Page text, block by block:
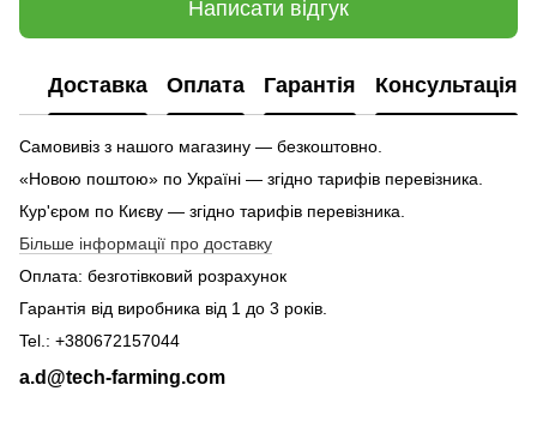
Написати відгук
Доставка Оплата Гарантія Консультація
Самовивіз з нашого магазину — безкоштовно.
«Новою поштою» по Україні — згідно тарифів перевізника.
Кур'єром по Києву — згідно тарифів перевізника.
Більше інформації про доставку
Оплата: безготівковий розрахунок
Гарантія від виробника від 1 до 3 років.
Tel.: +380672157044
a.d@tech-farming.com